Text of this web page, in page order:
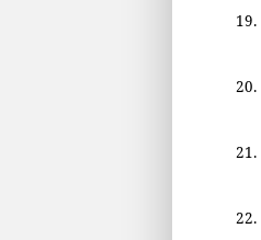
19.
20.
21.
22.